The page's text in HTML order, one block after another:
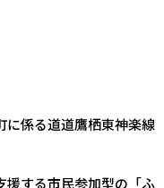
に係る道道鷹栖東神楽線
援する市民参加型の「ふ